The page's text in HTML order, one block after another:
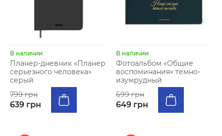
В наличии
Планер-дневник «Планер
серьезного человека»
серый
799 грн
639 грн
В наличии
Фотоальбом «Общие
воспоминания» темно-
изумрудный
699 грн
649 грн